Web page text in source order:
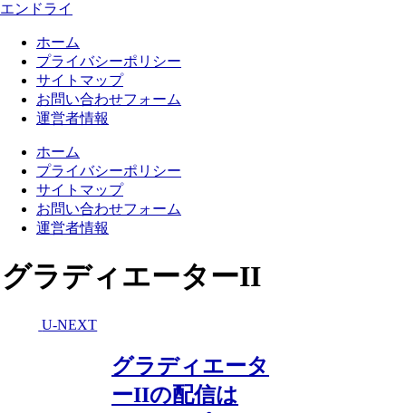
エンドライ
ホーム
プライバシーポリシー
サイトマップ
お問い合わせフォーム
運営者情報
ホーム
プライバシーポリシー
サイトマップ
お問い合わせフォーム
運営者情報
グラディエーターII
U-NEXT
グラディエータ
ーIIの配信は